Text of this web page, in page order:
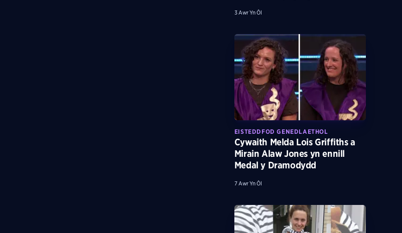
3 Awr Yn Ôl
EISTEDDFOD GENEDLAETHOL
Cywaith Melda Lois Griffiths a
Mirain Alaw Jones yn ennill
Medal y Dramodydd
7 Awr Yn Ôl